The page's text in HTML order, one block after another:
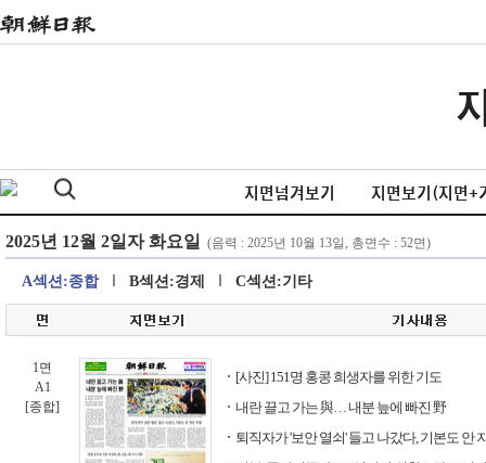
지면넘겨보기 지면보기(지면+
A섹션:종합 B섹션:경제 C섹션:기타
1면
A1
[종합]
[사진] 151명 홍콩 희생자를 위한 기도
내란 끌고 가는 與… 내분 늪에 빠진 野
퇴직자가 '보안 열쇠' 들고 나갔다, 기본도 안